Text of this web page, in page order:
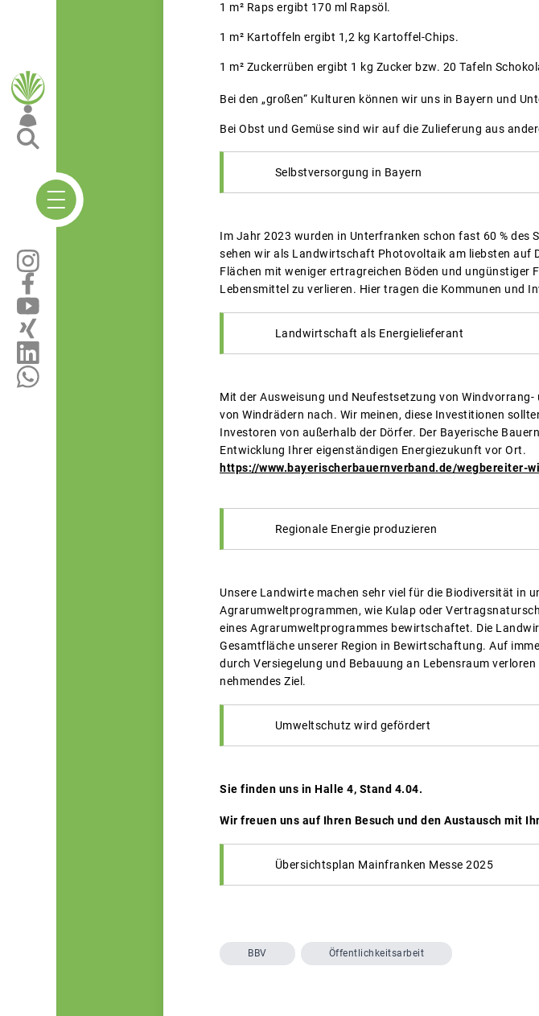
1 m² Raps ergibt 170 ml Rapsöl.
1 m² Kartoffeln ergibt 1,2 kg Kartoffel-Chips.
1 m² Zuckerrüben ergibt 1 kg Zucker bzw. 20 Tafeln
Bei den „großen“ Kulturen können wir uns in Bayern und
Bei Obst und Gemüse sind wir auf die Zulieferung aus
Selbstversorgung in Bayern
Im Jahr 2023 wurden in Unterfranken schon fast 60 % des
sehen wir als Landwirtschaft Photovoltaik am liebsten auf
Flächen mit weniger ertragreichen Böden und
Lebensmittel zu verlieren. Hier tragen die Kommunen und
Landwirtschaft als Energielieferant
Mit der Ausweisung und Neufestsetzung von
von Windrädern nach. Wir meinen, diese Investitionen
Investoren von außerhalb der Dörfer. Der Bayerische
Entwicklung Ihrer eigenständigen Energiezukunft vor Ort.
https://www.bayerischerbauernverband.de/wegbereiter-
Regionale Energie produzieren
Unsere Landwirte machen sehr viel für die Biodiversität in
Agrarumweltprogrammen, wie Kulap oder
eines Agrarumweltprogrammes bewirtschaftet. Die
Gesamtfläche unserer Region in Bewirtschaftung. Auf
durch Versiegelung und Bebauung an Lebensraum
nehmendes Ziel.
Umweltschutz wird gefördert
Sie finden uns in Halle 4, Stand 4.04.
Wir freuen uns auf Ihren Besuch und den Austausch mit
Übersichtsplan Mainfranken Messe 2025
BBV Öffentlichkeitsarbeit